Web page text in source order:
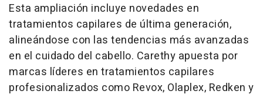
Esta ampliación incluye novedades en
tratamientos capilares de última generación,
alineándose con las tendencias más avanzadas
en el cuidado del cabello. Carethy apuesta por
marcas líderes en tratamientos capilares
profesionalizados como Revox, Olaplex, Redken y